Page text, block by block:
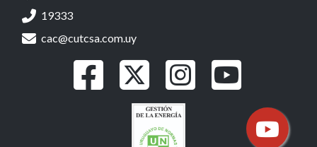
19333
cac@cutcsa.com.uy